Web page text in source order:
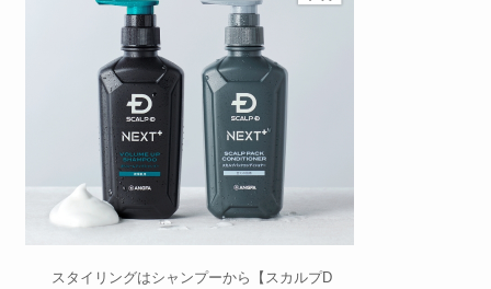
スタイリングはシャンプーから【スカルプD